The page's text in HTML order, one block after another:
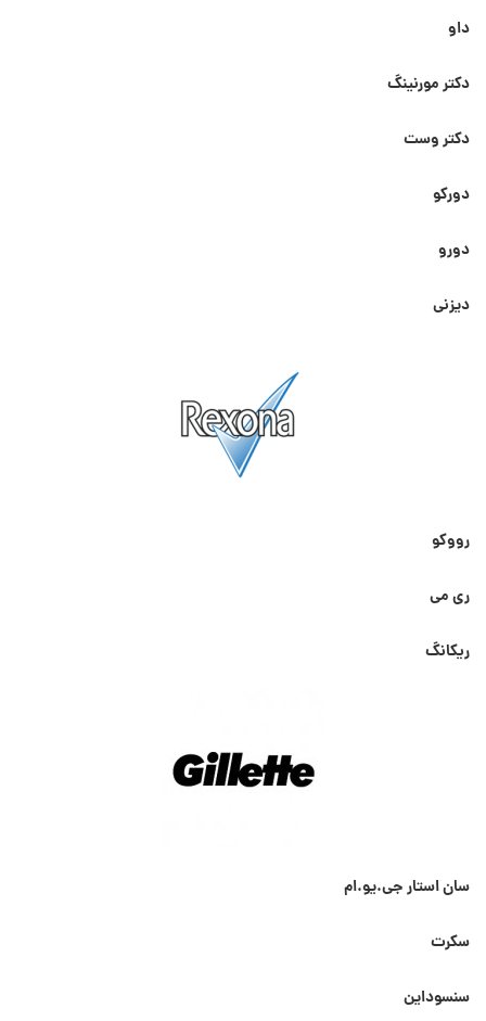
داو
دکتر مورنینگ
دکتر وست
دورکو
دورو
دیزنی
رووکو
ری می
ریکانگ
سان استار جی.یو.ام
سکرت
سنسوداین